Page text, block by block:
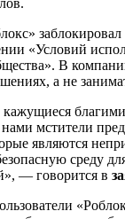
«Условий
В
а не
кажущиеся
мстители
являются
среду
— говорится в